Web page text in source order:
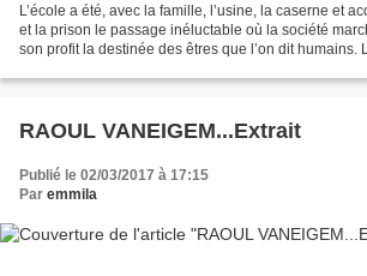
L’école a été, avec la famille, l’usine, la caserne et
et la prison le passage inéluctable où la société
son profit la destinée des êtres que l’on dit humains.
RAOUL VANEIGEM...Extrait
Publié le 02/03/2017 à 17:15
Par emmila